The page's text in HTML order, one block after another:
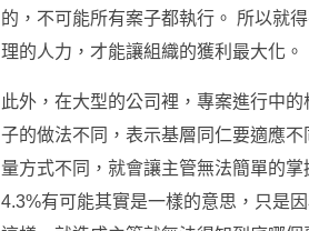
的，不可能所有案子都執行。 所以就
理的人力，才能讓組織的獲利最大化。
此外，在大型的公司裡，專案進行中
子的做法不同，表示基層同仁要適應
量方式不同，就會讓主管無法簡單的
4.3%有可能其實是一樣的意思，只是